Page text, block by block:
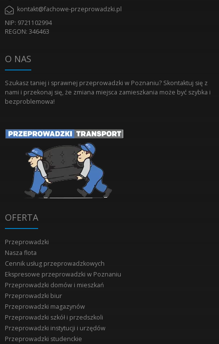
kontakt@fachowe-przeprowadzki.pl
NIP: 9721102994
REGON: 346463
O NAS
Szukasz taniej i sprawnej przeprowadzki w Poznaniu? Skontaktuj się z
nami i przekonaj się, że zmiana miejsca zamieszkania może być szybka i
bezproblemowa!
OFERTA
Przeprowadzki
Nasza flota
Cennik usług przeprowadzkowych
Ekspresowe przeprowadzki w Poznaniu
Przeprowadzki domów i mieszkań
Przeprowadzki biur
Przeprowadzki magazynów
Przeprowadzki szkół i przedszkoli
Przeprowadzki instytucji i urzędów
Przeprowadzki studenckie